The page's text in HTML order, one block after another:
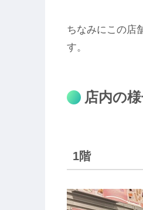
ちなみにこの店
す。
店内の
1階